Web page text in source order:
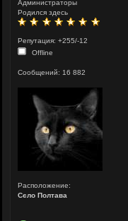
Администраторы
Родился здесь
Репутация: +255/-12
Offline
Сообщений: 16 882
Расположение:
Сєло Полтава